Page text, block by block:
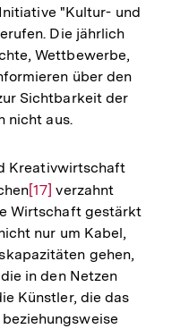
"Kultur- und
Die jährlich
Wettbewerbe,
über den
Sichtbarkeit der
nicht aus.
Kreativwirtschaft
Zur
Auflösung
der
Fußnote
[17] verzahnt
Wirtschaft gestärkt
nur um Kabel,
gehen,
in den Netzen
Künstler, die das